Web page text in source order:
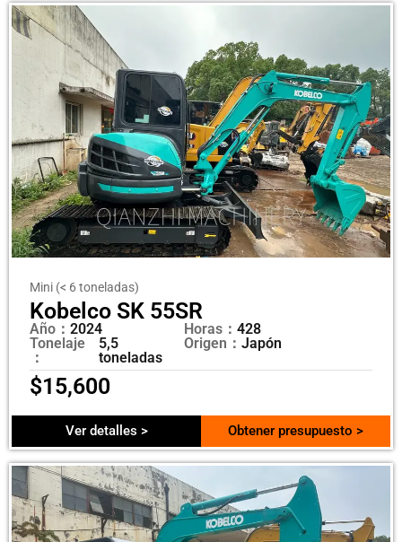
Mini (< 6 toneladas)
Kobelco SK 55SR
Año： 2024
Tonelaje
：
5,5
toneladas
Horas： 428
Origen： Japón
$15,600
Ver detalles > Obtener presupuesto >